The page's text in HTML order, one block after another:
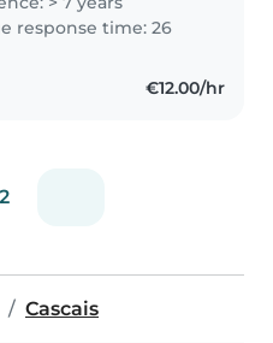
response time: 26
€12.00/hr
2
Cascais